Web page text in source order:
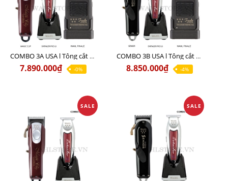
COMBO 3A USA l Tông cắt MAGIC + Tông viền DETAILER PRO LI + Cạo khô FINALE
7.890.000₫ -0%
COMBO 3B USA l Tông cắt SENIOR + Tông viền DETAILER PRO LI + Cạo khô FINALE
8.850.000₫ -4%
SALE SALE